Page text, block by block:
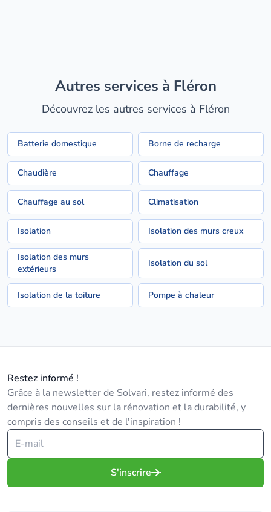
Autres services à Fléron
Découvrez les autres services à Fléron
Batterie domestique Borne de recharge
Chaudière Chauffage
Chauffage au sol Climatisation
Isolation Isolation des murs creux
Isolation des murs
extérieurs
Isolation du sol
Isolation de la toiture Pompe à chaleur
Restez informé !
Grâce à la newsletter de Solvari, restez informé des
dernières nouvelles sur la rénovation et la durabilité, y
compris des conseils et de l'inspiration !
S'inscrire